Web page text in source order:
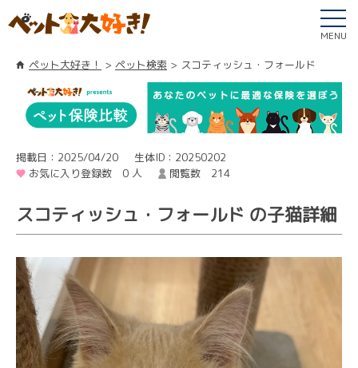
MENU
ペット大好き！ ペット検索 スコティッシュ・フォールド
掲載日：2025/04/20
生体ID：20250202
お気に入り登録数 0 人
閲覧数 214
スコティッシュ・フォールド の子猫詳細